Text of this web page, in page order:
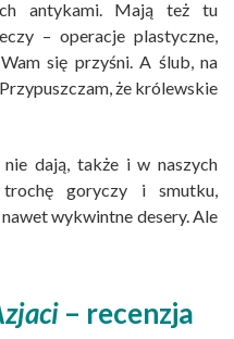
antykami. Mają też tu
– operacje plastyczne,
się przyśni. A ślub, na
że królewskie
nie dają, także i w naszych
trochę goryczy i smutku,
wykwintne desery. Ale
– recenzja